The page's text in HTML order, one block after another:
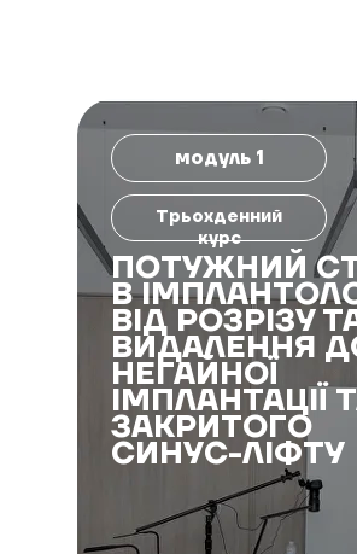
ПОТУЖНИЙ
В
ВІД РОЗРІЗУ
ВИДАЛЕННЯ
НЕГАЙНОЇ
ІМПЛАНТАЦІЇ
ЗАКРИТОГО
СИНУС-ЛІФТУ
модуль 1
Трьохденний
курс